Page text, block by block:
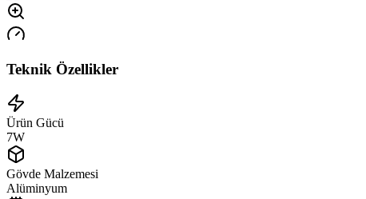
Teknik Özellikler
Ürün Gücü
7W
Gövde Malzemesi
Alüminyum